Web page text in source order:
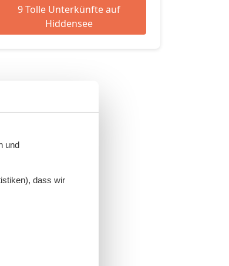
9 Tolle Unterkünfte auf
Hiddensee
und
dass wir